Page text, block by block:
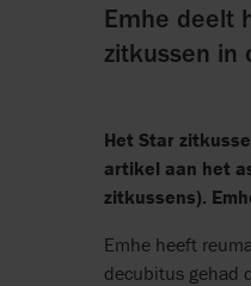
Emhe deelt
zitkussen in
Het Star
artikel aan het
zitkussens).
Emhe heeft
decubitus gehad